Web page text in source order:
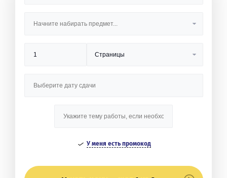
У меня есть промокод